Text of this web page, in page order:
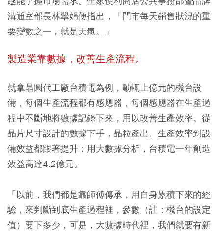
溝通室部長林翠娟便指出，「門市每天銷售狀況的重
要變數之一，就是天氣。」
製造業靠數據，改善生產流程。
就拿晶圓代工廠台積電為例，動輒上億元的機台設
備，每個生產流程都有感應器，每個感應器在生產過
程中不斷地將數據記錄下來，用以改善生產效率。從
晶片尺寸設計的數據下手，晶粒產出、生產效率到設
備效益都跟著提升；用大數據分析，台積電一年創造
效益高達4.2億元。
「以前，我們都是靠師傅傳承，用自身累積下來的經
驗，來判斷到底生產過程裡，參數（註：機台的設定
值）要下多少，可是，大數據時代裡，我們就要有新